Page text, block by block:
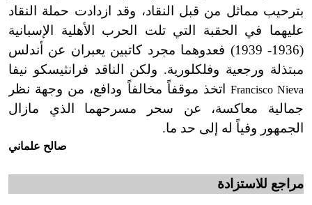
بترحيب مماثل من قبل النقاد، وقد ازدادت حملة النقاد
عليهما في الحقبة التي تلت الحرب الأهلية الإسبانية
(1936- 1939) فعدوهما مجرد كاتبين يعبران عن أندلس
مبتذلة ورجعية وفلكلورية. ولكن الناقد فرانثيسكو نيفا
Francisco Nieva
اتخذ موقفاً مخالفاً ودافع، من وجهة نظر
جمالية معاكسة، عن سحر مسرحهما الذي مازال
الجمهور وفياً له إلى حد ما.
صالح علماني
مراجع للاستزادة